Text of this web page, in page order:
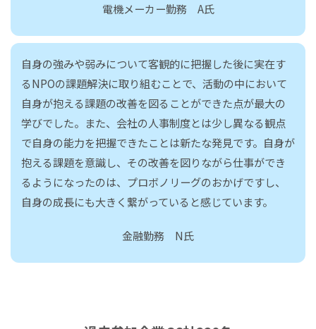
電機メーカー勤務 A氏
自身の強みや弱みについて客観的に把握した後に実在す
るNPOの課題解決に取り組むことで、活動の中において
自身が抱える課題の改善を図ることができた点が最大の
学びでした。また、会社の人事制度とは少し異なる観点
で自身の能力を把握できたことは新たな発見です。自身が
抱える課題を意識し、その改善を図りながら仕事ができ
るようになったのは、プロボノリーグのおかげですし、
自身の成長にも大きく繋がっていると感じています。
金融勤務 N氏